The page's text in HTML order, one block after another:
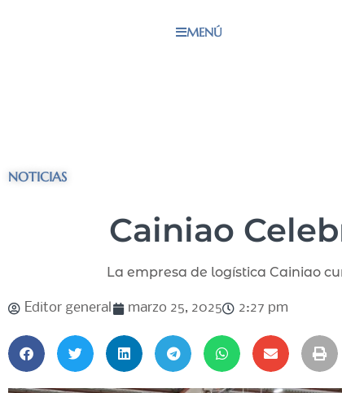
MENÚ
NOTICIAS
Cainiao
La empresa de logística Cainiao
Editor general marzo 25, 2025 2:27 pm